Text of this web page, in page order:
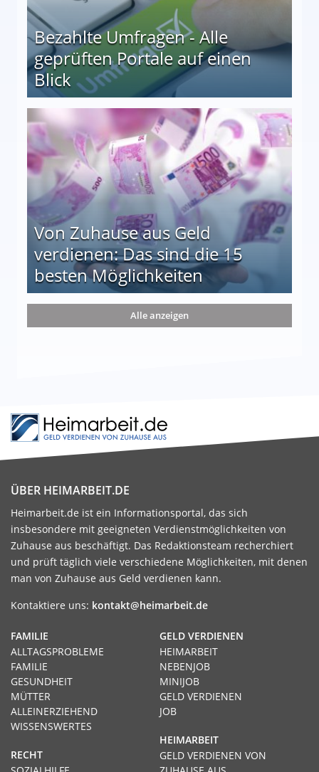
Bezahlte Umfragen - Alle
geprüften Portale auf einen
Blick
auf einen Blick
Von Zuhause aus Geld
verdienen: Das sind die 15
besten Möglichkeiten
die 15 besten Möglichkeiten
Alle anzeigen
ÜBER HEIMARBEIT.DE
Heimarbeit.de ist ein Informationsportal, das sich
insbesondere mit geeigneten Verdienstmöglichkeiten von
Zuhause aus beschäftigt. Das Redaktionsteam recherchiert
und prüft täglich viele verschiedene Möglichkeiten, mit denen
man von Zuhause aus Geld verdienen kann.
Kontaktiere uns: kontakt@heimarbeit.de
GELD VERDIENEN
HEIMARBEIT
NEBENJOB
MINIJOB
GELD VERDIENEN
JOB
HEIMARBEIT
GELD VERDIENEN VON
FAMILIE
ALLTAGSPROBLEME
FAMILIE
GESUNDHEIT
MÜTTER
ALLEINERZIEHEND
WISSENSWERTES
RECHT